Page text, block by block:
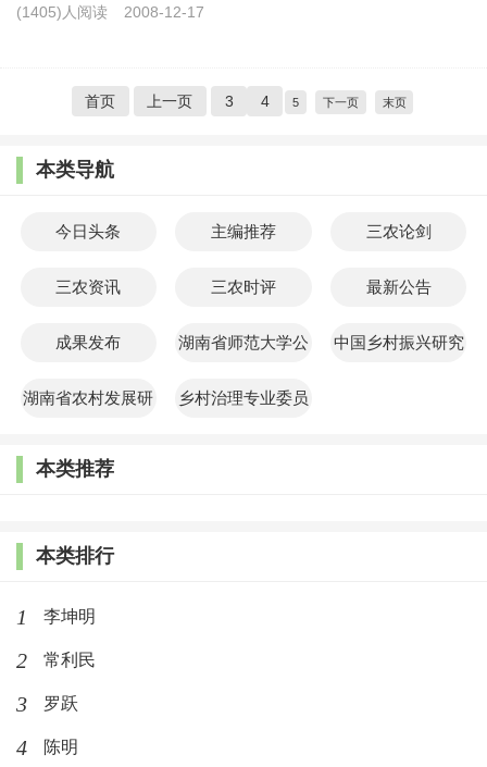
(1405)人阅读 2008-12-17
首页 上一页 3 4 5 下一页 末页
本类导航
今日头条 主编推荐 三农论剑
三农资讯 三农时评 最新公告
成果发布 湖南省师范大学公 中国乡村振兴研究
湖南省农村发展研
乡村治理专业委员
本类推荐
本类排行
1 李坤明
2 常利民
3 罗跃
4 陈明